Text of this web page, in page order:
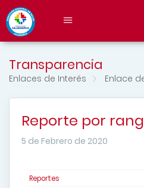
Transparencia
Enlaces de Interés Enlace
Reporte por
5 de Febrero de 2020
Reportes